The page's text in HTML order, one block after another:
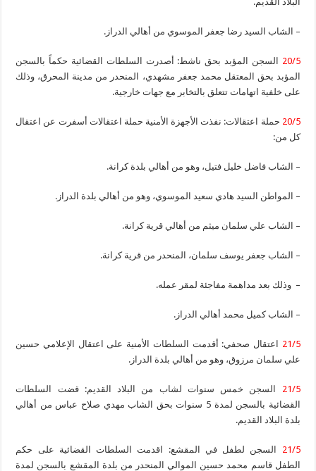
– الشاب السيد رضا جعفر الموسوي من أهالي الدراز.
20/5 السجن المؤبد بحق ناشط: أصدرت السلطات القضائية حكماً بالسجن
المؤبد بحق المعتقل محمد جعفر مشهدي، المنحدر من مدينة المحرق، وذلك
على خلفية اتهامات تتعلق بالتخابر مع جهات خارجية.
20/5 حملة اعتقالات: نفذت الأجهزة الأمنية حملة اعتقالات أسفرت عن اعتقال
كل من:
– الشاب فاضل خليل فتيل، وهو من أهالي بلدة كرانة.
– المواطن السيد هادي سعيد الموسوي، وهو من أهالي بلدة الدراز.
– الشاب علي سلمان ميثم من أهالي قرية كرانة.
– الشاب جعفر يوسف سلمان، المنحدر من قرية كرانة.
– وذلك بعد مداهمة مفاجئة لمقر عمله.
– الشاب كميل محمد أهالي الدراز.
21/5 اعتقال صحفي: أقدمت السلطات الأمنية على اعتقال الإعلامي حسين
علي سلمان مرزوق، وهو من أهالي بلدة الدراز.
21/5 السجن خمس سنوات لشاب من البلاد القديم: قضت السلطات
القضائية بالسجن لمدة 5 سنوات بحق الشاب مهدي صلاح عباس من أهالي
بلدة البلاد القديم.
21/5 السجن لطفل في المقشع: اقدمت السلطات القضائية على حكم
الطفل قاسم محمد حسين الموالي المنحدر من بلدة المقشع بالسجن لمدة